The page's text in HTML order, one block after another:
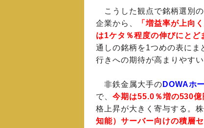
こうした観点で銘柄選別
企業から、
「増益率が上向
は1ケタ％程度の伸びにと
通しの銘柄を1つめの表にま
行きへの期待が高まりやすい
非鉄金属大手の DOWAホ
で、 今期は55.0％増の530億
格上昇が大きく寄与する。
知能）サーバー向けの積層